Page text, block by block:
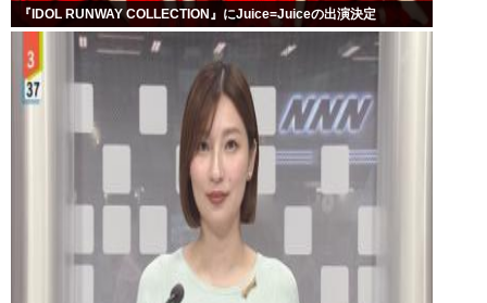
『IDOL RUNWAY COLLECTION』にJuice=Juiceの出演決定